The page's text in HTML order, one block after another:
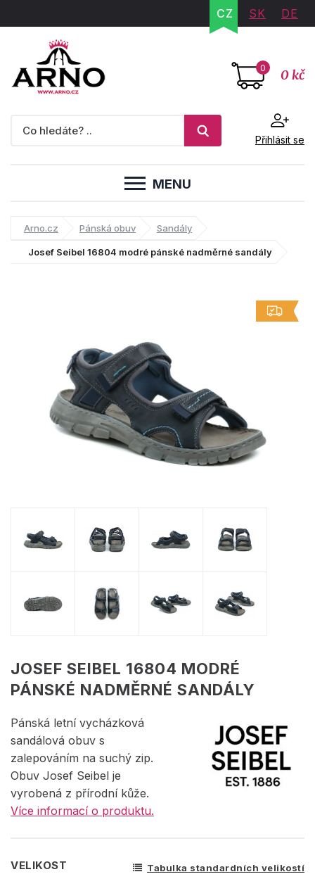
CZ SK DE
0 0 kč
Přihlásit se
MENU
Arno.cz Pánská obuv Sandály
Josef Seibel 16804 modré pánské nadměrné sandály
JOSEF SEIBEL 16804 MODRÉ
PÁNSKÉ NADMĚRNÉ SANDÁLY
Pánská letní vycházková
sandálová obuv s
zalepováním na suchý zip.
Obuv Josef Seibel je
vyrobená z přírodní kůže.
Více informací o produktu.
VELIKOST Tabulka standardních velikostí